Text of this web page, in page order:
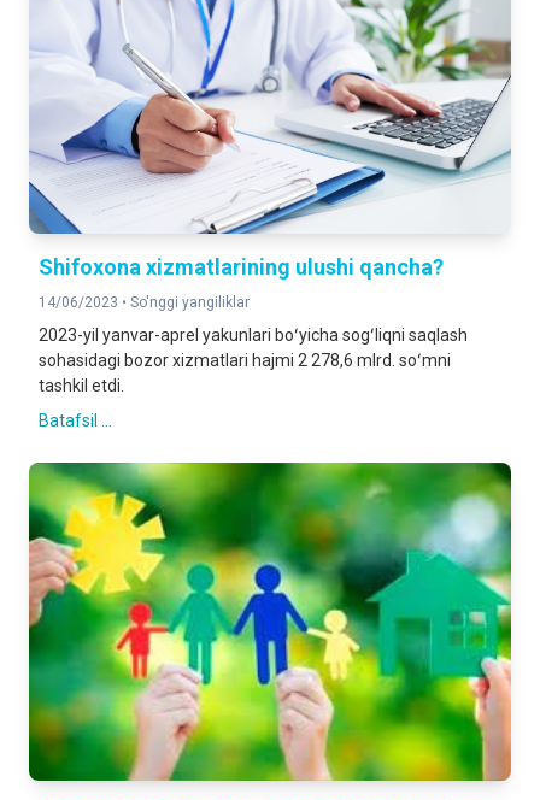
Shifoxona xizmatlarining ulushi qancha?
14/06/2023 • So'nggi yangiliklar
2023-yil yanvar-aprel yakunlari boʻyicha sogʻliqni saqlash
sohasidagi bozor xizmatlari hajmi 2 278,6 mlrd. soʻmni
tashkil etdi.
Batafsil ...